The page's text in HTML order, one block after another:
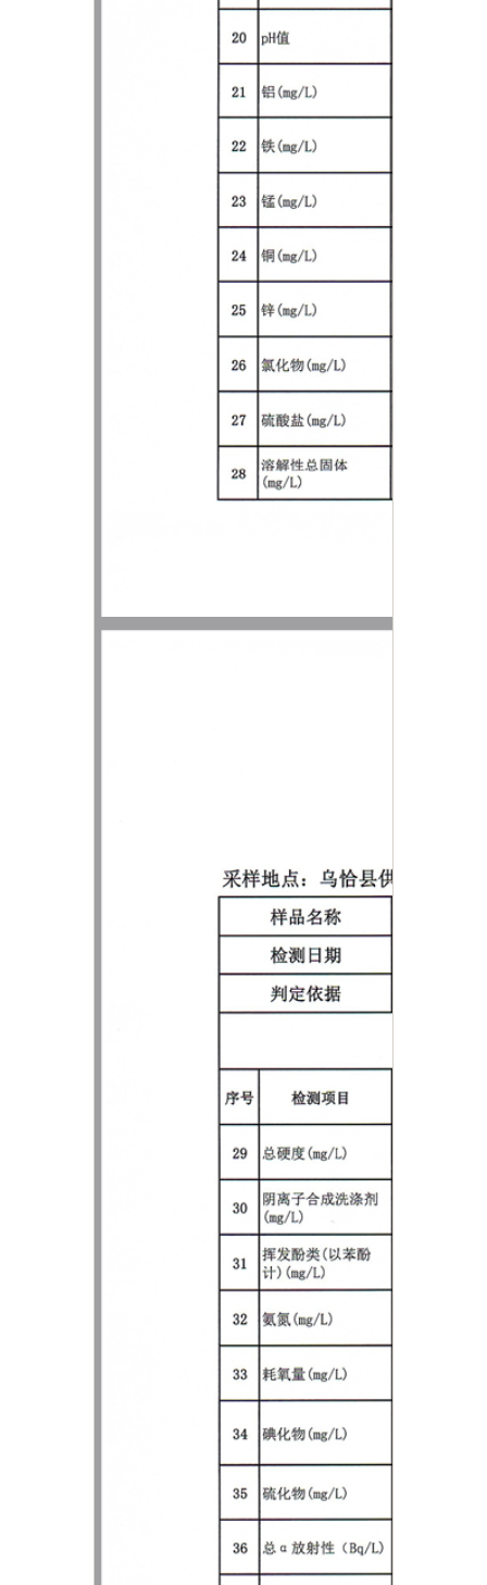
主办：新疆乌恰县人民政府办公室承办：新疆乌恰县政务服务
新公网安备65302402000101号
地 址：新疆克州乌恰县光明路1号联系电话：0908-4621030